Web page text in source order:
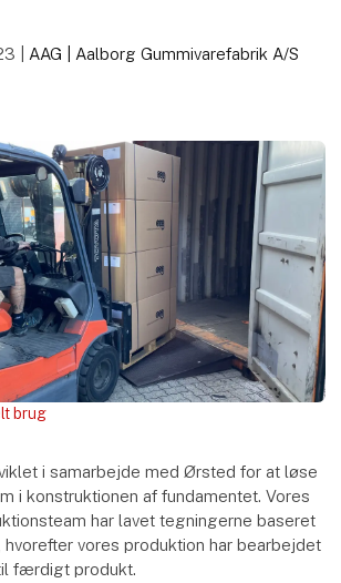
AAG | Aalborg Gummivarefabrik A/S
brug
i samarbejde med Ørsted for at løse
i konstruktionen af fundamentet. Vores
har lavet tegningerne baseret
hvorefter vores produktion har bearbejdet
færdigt produkt.